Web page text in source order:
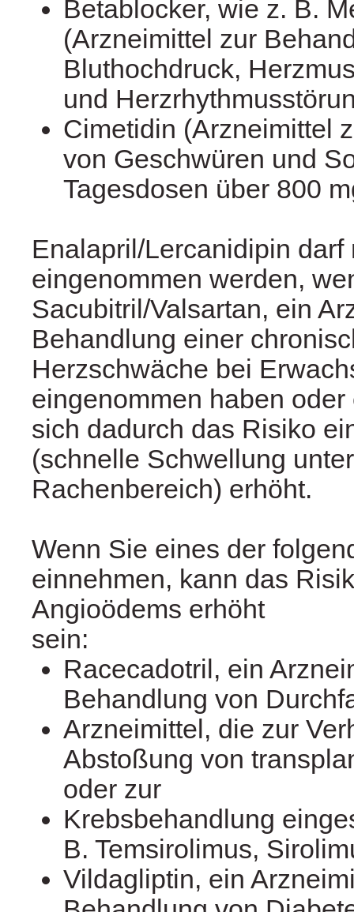
Betablocker, wie z. B.
(Arzneimittel zur
Bluthochdruck,
und
Cimetidin (Arzneimittel
von Geschwüren und
Tagesdosen über 800
Enalapril/Lercanidipin darf
eingenommen werden,
Sacubitril/Valsartan, ein
Behandlung einer
Herzschwäche bei
eingenommen haben
sich dadurch das Risiko
(schnelle Schwellung
Rachenbereich) erhöht.
Wenn Sie eines der
einnehmen, kann das
Angioödems erhöht
sein:
Racecadotril, ein
Behandlung von
Arzneimittel, die zur
Abstoßung von
oder zur
Krebsbehandlung
B. Temsirolimus,
Vildagliptin, ein